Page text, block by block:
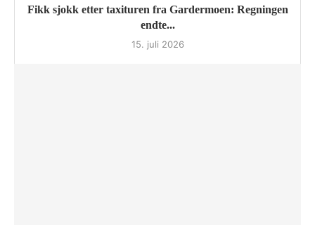
Fikk sjokk etter taxituren fra Gardermoen: Regningen
endte...
15. juli 2026